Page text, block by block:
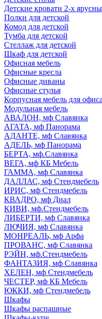
Детские кровати 2-х
Полки для детской
Комод для детской
Тумба для детской
Стеллаж для детской
Шкаф для детской
Офисная мебель
Офисные кресла
Офисные диваны
Офисные стулья
Корпусная мебель для офиса
Модульная мебель
АВАЛОН, мф Славянка
АГАТА, мф Панорама
АДАНТЕ, мф Славянка
АДЕЛЬ, мф Панорама
БЕРТА, мф.Славянка
ВЕГА, мф КБ Мебель
ГАММА, мф Славянка
ДАЛЛАС, мф Стендмебель
ИРИС, мф Стендмебель
КВАДРО, мф Диал
КИВИ, мф.Стендмебель
ЛИБЕРТИ, мф Славянка
ЛЮЧИЯ, мф Славянка
МОНРЕАЛЬ, мф Арфа
ПРОВАНС, мф Славянка
РЭЙН, мф.Стендмебель
ФАНТАЗИЯ, мф Славянка
ХЕЛЕН, мф Стендмебель
ЧЕСТЕР, мф КБ Мебель
ЮККИ, мф Стендмебель
Шкафы
Шкафы распашные